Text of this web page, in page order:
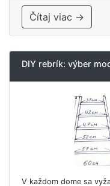
Čítaj viac →
DIY rebrík: výber
V každom dome sa